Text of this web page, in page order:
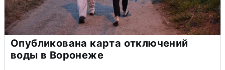
Опубликована карта отключений
воды в Воронеже